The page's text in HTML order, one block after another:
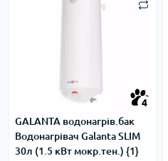
4
GALANTA водонагрів.бак
Водонагрівач Galanta SLIM
30л (1.5 кВт мокр.тен.) {1}